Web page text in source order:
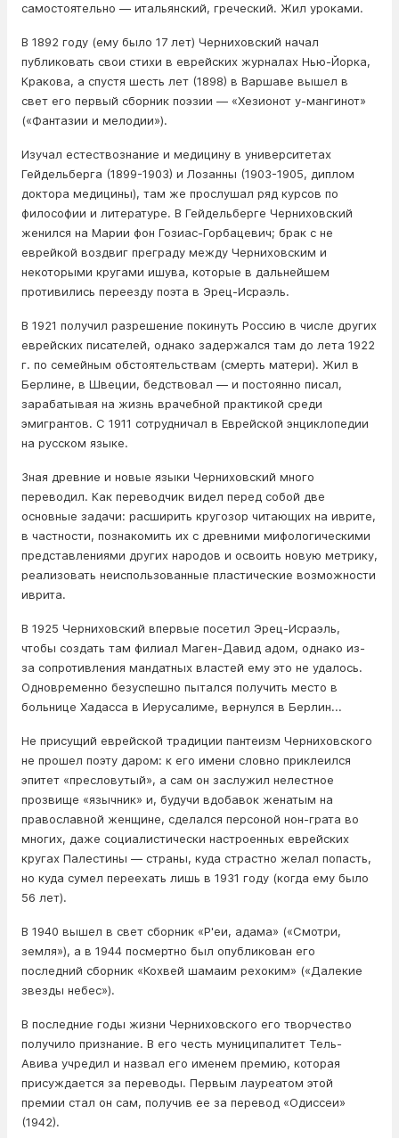
самостоятельно — итальянский, греческий. Жил уроками.
В 1892 году (ему было 17 лет) Черниховский начал
публиковать свои стихи в еврейских журналах Нью-Йорка,
Кракова, а спустя шесть лет (1898) в Варшаве вышел в
свет его первый сборник поэзии — «Хезионот у-мангинот»
(«Фантазии и мелодии»).
Изучал естествознание и медицину в университетах
Гейдельберга (1899-1903) и Лозанны (1903-1905, диплом
доктора медицины), там же прослушал ряд курсов по
философии и литературе. В Гейдельберге Черниховский
женился на Марии фон Гозиас-Горбацевич; брак с не
еврейкой воздвиг преграду между Черниховским и
некоторыми кругами ишува, которые в дальнейшем
противились переезду поэта в Эрец-Исраэль.
В 1921 получил разрешение покинуть Россию в числе других
еврейских писателей, однако задержался там до лета 1922
г. по семейным обстоятельствам (смерть матери). Жил в
Берлине, в Швеции, бедствовал — и постоянно писал,
зарабатывая на жизнь врачебной практикой среди
эмигрантов. С 1911 сотрудничал в Еврейской энциклопедии
на русском языке.
Зная древние и новые языки Черниховский много
переводил. Как переводчик видел перед собой две
основные задачи: расширить кругозор читающих на иврите,
в частности, познакомить их с древними мифологическими
представлениями других народов и освоить новую метрику,
реализовать неиспользованные пластические возможности
иврита.
В 1925 Черниховский впервые посетил Эрец-Исраэль,
чтобы создать там филиал Маген-Давид адом, однако из-
за сопротивления мандатных властей ему это не удалось.
Одновременно безуспешно пытался получить место в
больнице Хадасса в Иерусалиме, вернулся в Берлин...
Не присущий еврейской традиции пантеизм Черниховского
не прошел поэту даром: к его имени словно приклеился
эпитет «пресловутый», а сам он заслужил нелестное
прозвище «язычник» и, будучи вдобавок женатым на
православной женщине, сделался персоной нон-грата во
многих, даже социалистически настроенных еврейских
кругах Палестины — страны, куда страстно желал попасть,
но куда сумел переехать лишь в 1931 году (когда ему было
56 лет).
В 1940 вышел в свет сборник «Р'еи, адама» («Смотри,
земля»), а в 1944 посмертно был опубликован его
последний сборник «Кохвей шамаим рехоким» («Далекие
звезды небес»).
В последние годы жизни Черниховского его творчество
получило признание. В его честь муниципалитет Тель-
Авива учредил и назвал его именем премию, которая
присуждается за переводы. Первым лауреатом этой
премии стал он сам, получив ее за перевод «Одиссеи»
(1942).